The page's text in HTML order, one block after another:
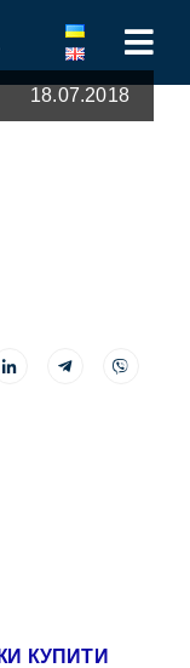
18.07.2018
КУПИТИ